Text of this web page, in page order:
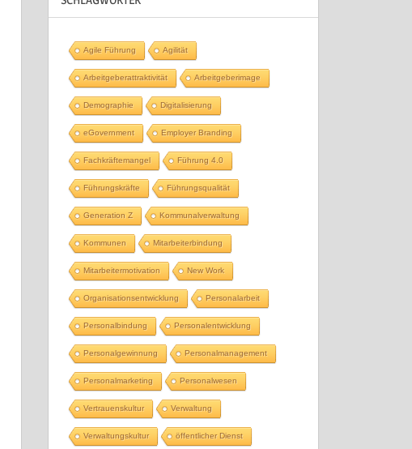
Agile Führung Agilität
Arbeitgeberattraktivität Arbeitgeberimage
Demographie Digitalisierung
eGovernment Employer Branding
Fachkräftemangel Führung 4.0
Führungskräfte Führungsqualität
Generation Z Kommunalverwaltung
Kommunen Mitarbeiterbindung
Mitarbeitermotivation New Work
Organisationsentwicklung Personalarbeit
Personalbindung Personalentwicklung
Personalgewinnung Personalmanagement
Personalmarketing Personalwesen
Vertrauenskultur Verwaltung
Verwaltungskultur öffentlicher Dienst